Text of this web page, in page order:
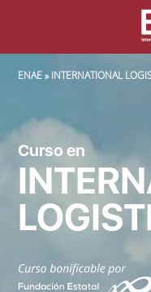
SOBRESCRIBIR ENLACES DE AYUDA A LA NAVEGACIÓN
ENAE INTERNATIONAL
Curso en